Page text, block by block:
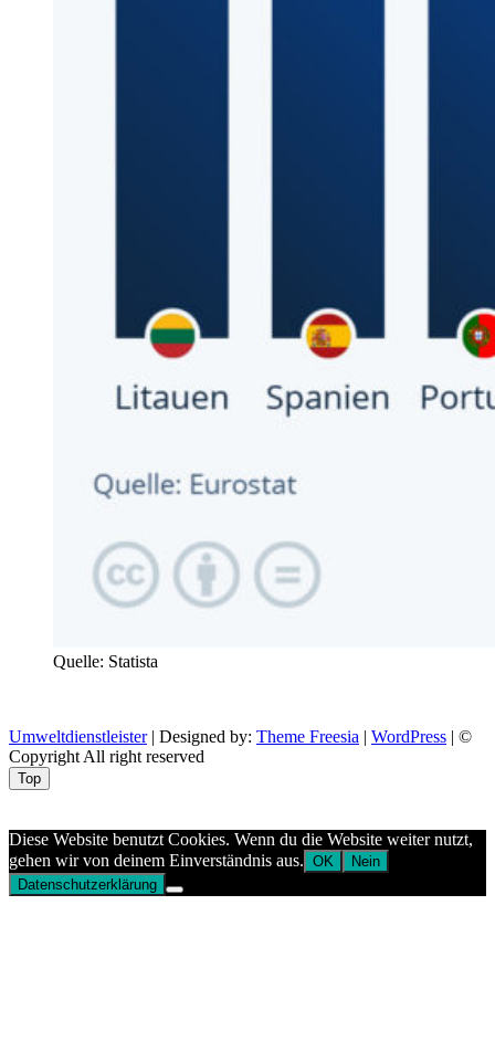
Quelle: Statista
Umweltdienstleister| Designed by: Theme Freesia | WordPress | ©
Copyright All right reserved
Top
Diese Website benutzt Cookies. Wenn du die Website weiter nutzt,
gehen wir von deinem Einverständnis aus. OK
Nein
Datenschutzerklärung